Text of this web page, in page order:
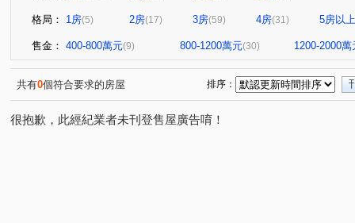
格局： 1房(5) 2房(17) 3房(59) 4房(31) 5房以上
售金： 400-800萬元(9) 800-1200萬元(30) 1200-2000萬
共有0個符合要求的房屋 排序：
很抱歉，此經紀業者未刊登售屋廣告唷！